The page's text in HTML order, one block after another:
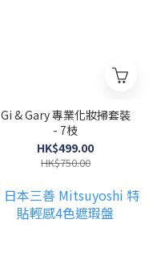
Gi & Gary 專業化妝掃套裝
- 7枝
HK$499.00
HK$750.00